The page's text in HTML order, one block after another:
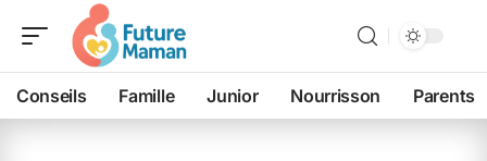
Conseils Famille Junior Nourrisson Parents